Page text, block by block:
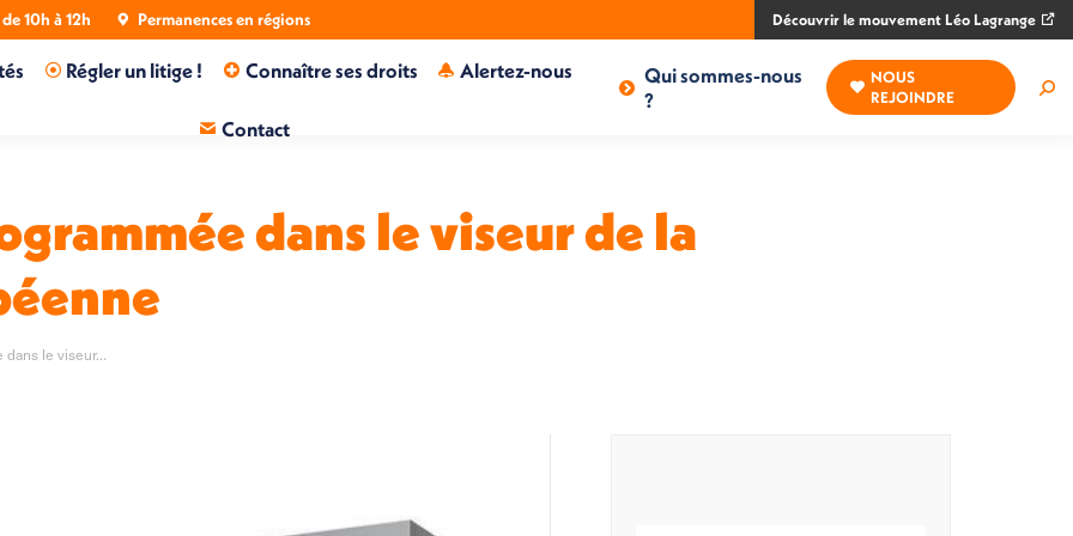
10h à 12h Permanences en régions Découvrir le mouvement Léo Lagrange
Régler un litige ! Connaître ses droits Alertez-nous
Contact
Qui sommes-nous
?
NOUS
REJOINDRE
dans le viseur de la
dans le viseur…